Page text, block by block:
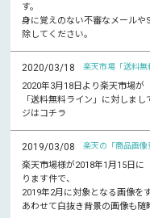
す。
身に覚えのない不審なメールや
除してください。
2020/03/18 楽天市場「送料無
2020年3月18日より楽天市場が
「送料無料ライン」に対しま
ジはコチラ
2019/03/08 楽天の「商品画
楽天市場様が2018年1月15日に
ります件で、
2019年2月に対象となる画像を
あわせて白抜き背景の画像も随